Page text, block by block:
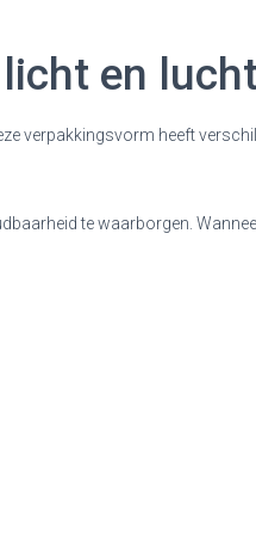
en
verpakkingsvorm heeft
te waarborgen.